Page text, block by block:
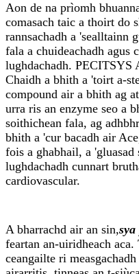
Aon de na prìomh
comasach taic a thoirt do
rannsachadh a 'sealltainn
fala a chuideachadh agus
lughdachadh.
Chaidh a bhith a 'toirt a-
compound air a bhith ag
urra ris an enzyme seo a
soithichean fala, ag
bhith a 'cur bacadh air
fois a ghabhail, a 'gluasad
lughdachadh cunnart
cardiovascular.
A bharrachd air an sin,sya
feartan an-uiridheach
ceangailte ri